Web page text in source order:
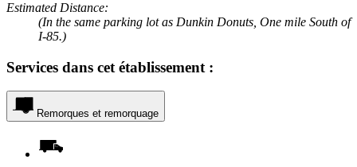
Estimated Distance:
(In the same parking lot as Dunkin Donuts, One mile South of
I-85.)
Services dans cet établissement :
Remorques et remorquage